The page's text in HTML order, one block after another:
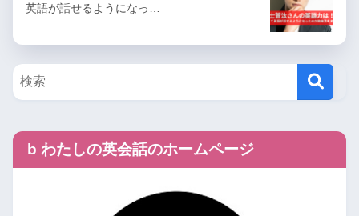
英語が話せるようになっ…
b わたしの英会話のホームページ